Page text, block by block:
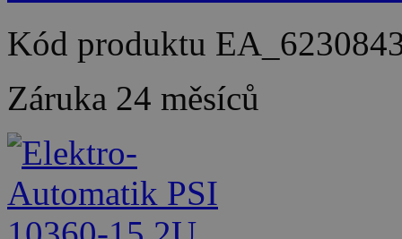
Kód produktu
Záruka 24 měsíců